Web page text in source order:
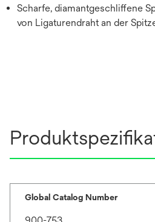
Scharfe, diamantgeschliffene
von Ligaturendraht an der
Global Catalog Number